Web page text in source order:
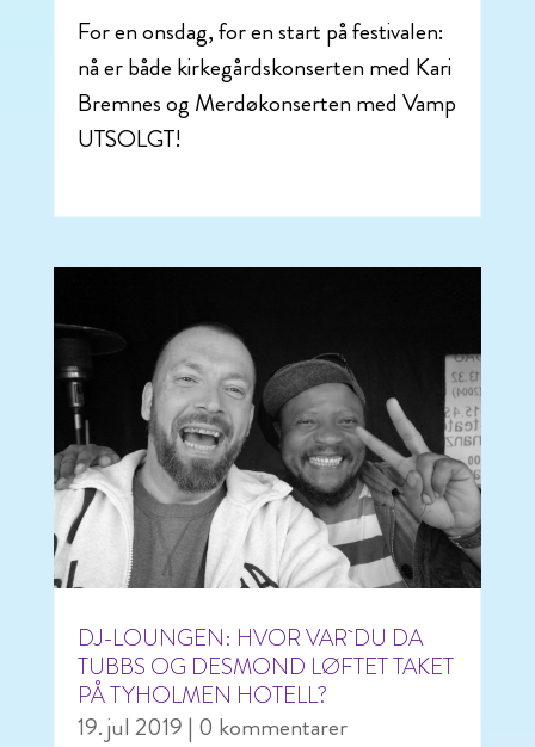
For en onsdag, for en start på festivalen:
nå er både kirkegårdskonserten med Kari
Bremnes og Merdøkonserten med Vamp
UTSOLGT!
DJ-LOUNGEN: HVOR VAR DU DA
TUBBS OG DESMOND LØFTET TAKET
PÅ TYHOLMEN HOTELL?
19. jul 2019 | 0 kommentarer